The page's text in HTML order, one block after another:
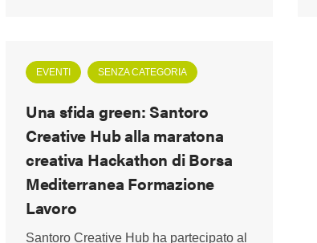
EVENTI SENZA CATEGORIA
Una sfida green: Santoro
Creative Hub alla maratona
creativa Hackathon di Borsa
Mediterranea Formazione
Lavoro
Santoro Creative Hub ha partecipato al